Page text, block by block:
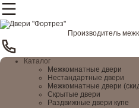
Производитель
Каталог
Межкомнатные двери
Нестандартные двери
Межкомнатные двери
Скрытые двери
Раздвижные двери купе